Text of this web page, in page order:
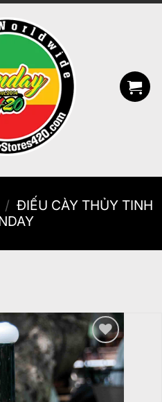
/ ĐIẾU CÀY THỦY TINH
Add to
wishlist